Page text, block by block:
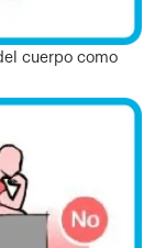
cuerpo como